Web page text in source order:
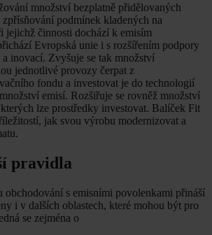
množství bezplatně přidělovaných
podmínek kladených na
jejichž činnosti dochází k emisím
Evropská unie i s rozšířením podpory
inovací. Zvyšuje se tak množství
jednotlivé provozy čerpat z
fondu a investovat je do technologií
emisí. Rozšiřuje se rovněž množství
lze prostředky investovat. Balíček Fit
jak svou výrobu modernizovat a
pravidla
obchodování s emisními povolenkami přináší
i v dalších oblastech, které mohou být pro
se zejména o